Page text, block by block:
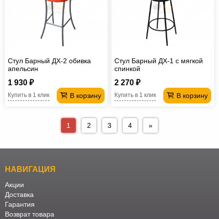
Стул Барный ДХ-2 обивка
апельсин
1 930 ₽
В корзину
Купить в 1 клик
Стул Барный ДХ-1 с мягкой
спинкой
2 270 ₽
В корзину
Купить в 1 клик
1 2 3 4 »
НАВИГАЦИЯ
Акции
Доставка
Гарантия
Возврат товара